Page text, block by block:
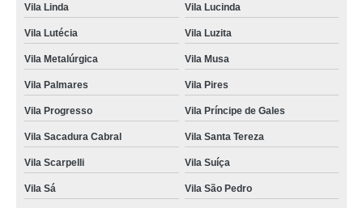
Vila Linda Vila Lucinda
Vila Lutécia Vila Luzita
Vila Metalúrgica Vila Musa
Vila Palmares Vila Pires
Vila Progresso Vila Príncipe de Gales
Vila Sacadura Cabral Vila Santa Tereza
Vila Scarpelli Vila Suíça
Vila Sá Vila São Pedro